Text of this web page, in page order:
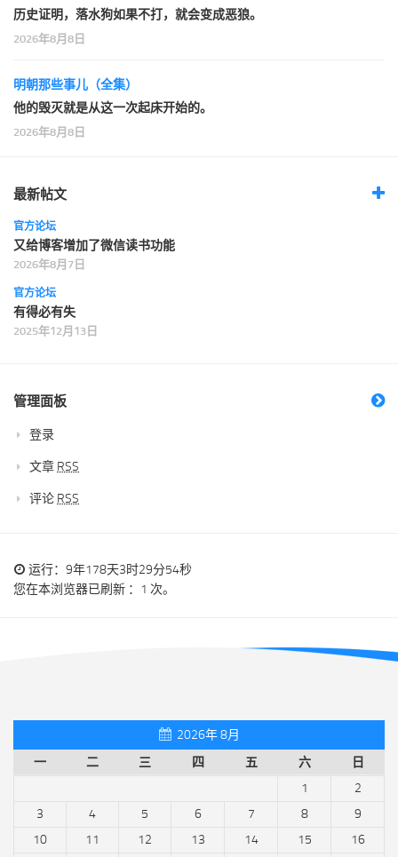
历史证明，落水狗如果不打，就会变成恶狼。
2026年8月8日
明朝那些事儿（全集）
他的毁灭就是从这一次起床开始的。
2026年8月8日
最新帖文
官方论坛
又给博客增加了微信读书功能
2026年8月7日
官方论坛
有得必有失
2025年12月13日
管理面板
登录
文章 RSS
评论 RSS
运行：9年178天3时29分55秒
您在本浏览器已刷新 ：1 次。
2026年 8月
一
二 三 四 五 六 日
1
2
3
4 5 6 7 8
9
10
11 12 13 14 15
16